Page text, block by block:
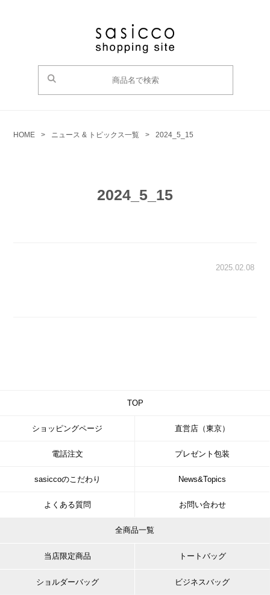
HOME > ニュース & トピックス一覧 > 2024_5_15
2024_5_15
2025.02.08
TOP
ショッピングページ 直営店（東京）
電話注文 プレゼント包装
sasiccoのこだわり News&Topics
よくある質問 お問い合わせ
全商品一覧
当店限定商品 トートバッグ
ショルダーバッグ ビジネスバッグ